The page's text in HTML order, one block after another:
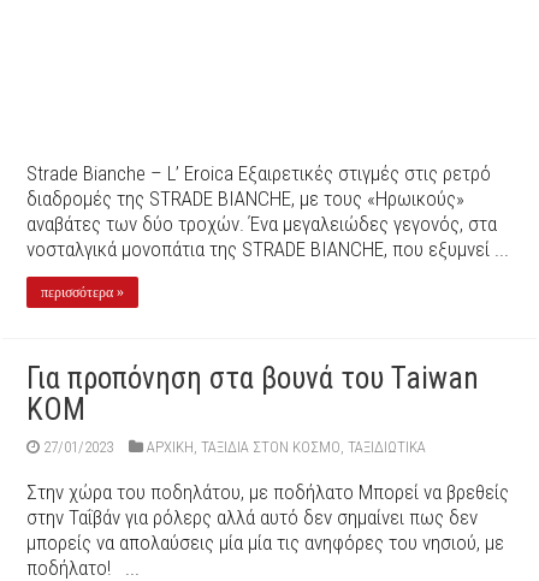
Strade Bianche – L’ Eroica Εξαιρετικές στιγμές στις ρετρό
διαδρομές της STRADE BIANCHE, με τους «Ηρωικούς»
αναβάτες των δύο τροχών. Ένα μεγαλειώδες γεγονός, στα
νοσταλγικά μονοπάτια της STRADE BIANCHE, που εξυμνεί ...
περισσότερα »
Για προπόνηση στα βουνά του Taiwan
KOM
27/01/2023 ΑΡΧΙΚΉ ,ΤΑΞΙΔΙΑ ΣΤΟΝ ΚΟΣΜΟ ,ΤΑΞΙΔΙΩΤΙΚΑ
Στην χώρα του ποδηλάτου, με ποδήλατο Μπορεί να βρεθείς
στην Ταΐβάν για ρόλερς αλλά αυτό δεν σημαίνει πως δεν
μπορείς να απολαύσεις μία μία τις ανηφόρες του νησιού, με
ποδήλατο! ...